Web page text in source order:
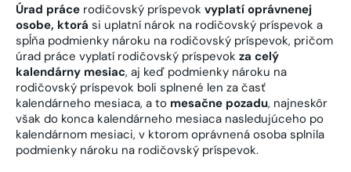
Úrad práce rodičovský príspevok vyplatí oprávnenej
osobe, ktorá si uplatní nárok na rodičovský príspevok a
spĺňa podmienky nároku na rodičovský príspevok, pričom
úrad práce vyplatí rodičovský príspevok za celý
kalendárny mesiac, aj keď podmienky nároku na
rodičovský príspevok boli splnené len za časť
kalendárneho mesiaca, a to mesačne pozadu, najneskôr
však do konca kalendárneho mesiaca nasledujúceho po
kalendárnom mesiaci, v ktorom oprávnená osoba splnila
podmienky nároku na rodičovský príspevok.